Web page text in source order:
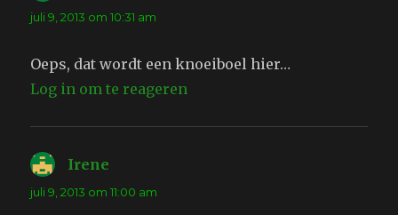
juli 9, 2013 om 10:31 am
Oeps, dat wordt een knoeiboel hier…
Log in om te reageren
Irene
juli 9, 2013 om 11:00 am